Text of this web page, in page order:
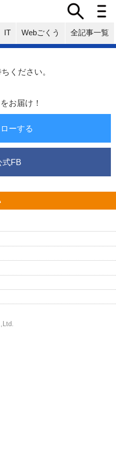
IT Webごくう 全記事一覧
ください。
お届け！
ーする
式FB